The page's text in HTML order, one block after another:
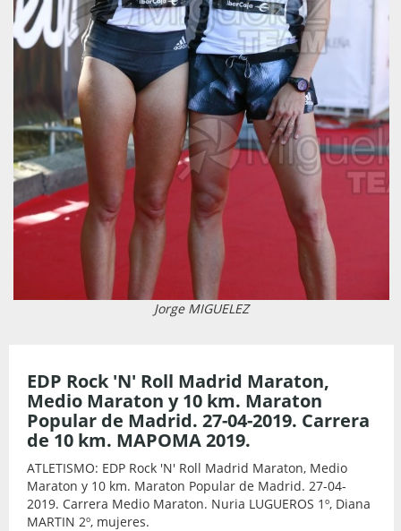
Jorge MIGUELEZ
EDP Rock 'N' Roll Madrid Maraton,
Medio Maraton y 10 km. Maraton
Popular de Madrid. 27-04-2019. Carrera
de 10 km. MAPOMA 2019.
ATLETISMO: EDP Rock 'N' Roll Madrid Maraton, Medio
Maraton y 10 km. Maraton Popular de Madrid. 27-04-
2019. Carrera Medio Maraton. Nuria LUGUEROS 1º, Diana
MARTIN 2º, mujeres.